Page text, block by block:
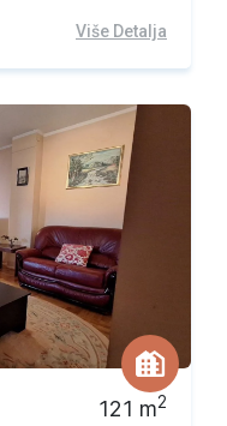
Više Detalja
121 m2